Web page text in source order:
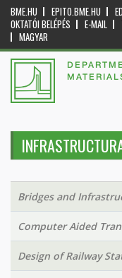
BME.HU EPITO.BME.HU
OKTATÓI BELÉPÉS
E-MAIL
MAGYAR
Bridges and
Computer Aided
Design of Railway